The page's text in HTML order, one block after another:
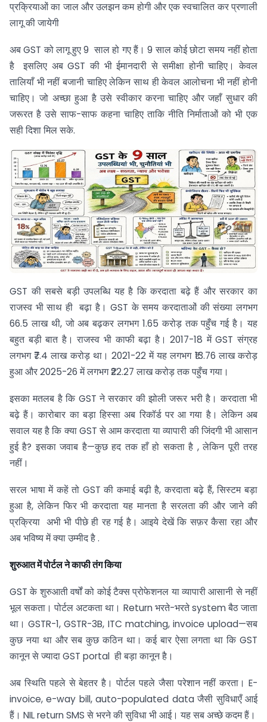
प्रक्रियाओं का जाल और उलझन कम होगी और एक स्वचालित कर प्रणाली
लागू की जायेगी
अब GST को लागू हुए 9 साल हो गए हैं। 9 साल कोई छोटा समय नहीं होता
है इसलिए अब GST की भी ईमानदारी से समीक्षा होनी चाहिए। केवल
तालियाँ भी नहीं बजानी चाहिए लेकिन साथ ही केवल आलोचना भी नहीं होनी
चाहिए। जो अच्छा हुआ है उसे स्वीकार करना चाहिए और जहाँ सुधार की
जरूरत है उसे साफ-साफ कहना चाहिए ताकि नीति निर्माताओं को भी एक
सही दिशा मिल सके.
GST की सबसे बड़ी उपलब्धि यह है कि करदाता बढ़े हैं और सरकार का
राजस्व भी साथ ही बढ़ा है। GST के समय करदाताओं की संख्या लगभग
66.5 लाख थी, जो अब बढ़कर लगभग 1.65 करोड़ तक पहुँच गई है। यह
बहुत बड़ी बात है। राजस्व भी काफी बढ़ा है। 2017-18 में GST संग्रह
लगभग ₹7.4 लाख करोड़ था। 2021-22 में यह लगभग ₹13.76 लाख करोड़
हुआ और 2025-26 में लगभग ₹22.27 लाख करोड़ तक पहुँच गया।
इसका मतलब है कि GST ने सरकार की झोली जरूर भरी है। करदाता भी
बढ़े हैं। कारोबार का बड़ा हिस्सा अब रिकॉर्ड पर आ गया है। लेकिन अब
सवाल यह है कि क्या GST से आम करदाता या व्यापारी की जिंदगी भी आसान
हुई है? इसका जवाब है—कुछ हद तक हाँ हो सकता है , लेकिन पूरी तरह
नहीं।
सरल भाषा में कहें तो GST की कमाई बढ़ी है, करदाता बढ़े हैं, सिस्टम बड़ा
हुआ है, लेकिन फिर भी करदाता यह मानता है सरलता की और जाने की
प्रक्रिया अभी भी पीछे ही रह गई है। आइये देखें कि सफ़र कैसा रहा और
अब भविष्य में क्या उम्मीद है .
शुरुआत में पोर्टल ने काफी तंग किया
GST के शुरुआती वर्षों को कोई टैक्स प्रोफेशनल या व्यापारी आसानी से नहीं
भूल सकता। पोर्टल अटकता था। Return भरते-भरते system बैठ जाता
था। GSTR-1, GSTR-3B, ITC matching, invoice upload—सब
कुछ नया था और सब कुछ कठिन था। कई बार ऐसा लगता था कि GST
कानून से ज्यादा GST portal ही बड़ा कानून है।
अब स्थिति पहले से बेहतर है। पोर्टल पहले जैसा परेशान नहीं करता। E-
invoice, e-way bill, auto-populated data जैसी सुविधाएँ आई
हैं। NIL return SMS से भरने की सुविधा भी आई। यह सब अच्छे कदम हैं।